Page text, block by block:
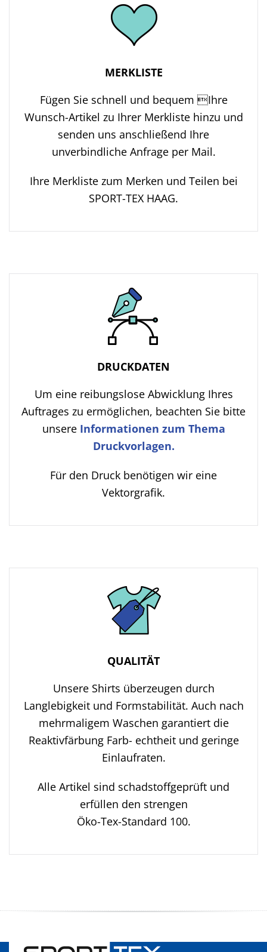
MERKLISTE
Fügen Sie schnell und bequem Ihre
Wunsch-Artikel zu Ihrer Merkliste hinzu und
senden uns anschließend Ihre
unverbindliche Anfrage per Mail.
Ihre Merkliste zum Merken und Teilen bei
SPORT-TEX HAAG.
DRUCKDATEN
Um eine reibungslose Abwicklung Ihres
Auftrages zu ermöglichen, beachten Sie bitte
unsere Informationen zum Thema
Druckvorlagen.
Für den Druck benötigen wir eine
Vektorgrafik.
QUALITÄT
Unsere Shirts überzeugen durch
Langlebigkeit und Formstabilität. Auch nach
mehrmaligem Waschen garantiert die
Reaktivfärbung Farb- echtheit und geringe
Einlaufraten.
Alle Artikel sind schadstoffgeprüft und
erfüllen den strengen
Öko-Tex-Standard 100.